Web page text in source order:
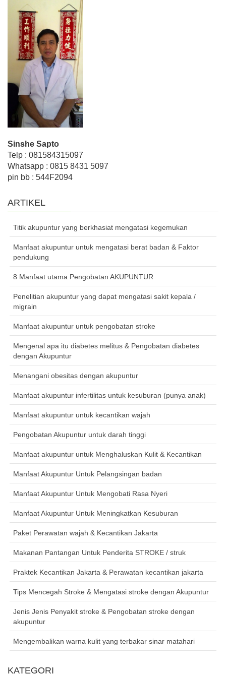
Sinshe Sapto
Telp : 081584315097
Whatsapp : 0815 8431 5097
pin bb : 544F2094
ARTIKEL
Titik akupuntur yang berkhasiat mengatasi kegemukan
Manfaat akupuntur untuk mengatasi berat badan & Faktor
pendukung
8 Manfaat utama Pengobatan AKUPUNTUR
Penelitian akupuntur yang dapat mengatasi sakit kepala /
migrain
Manfaat akupuntur untuk pengobatan stroke
Mengenal apa itu diabetes melitus & Pengobatan diabetes
dengan Akupuntur
Menangani obesitas dengan akupuntur
Manfaat akupuntur infertilitas untuk kesuburan (punya anak)
Manfaat akupuntur untuk kecantikan wajah
Pengobatan Akupuntur untuk darah tinggi
Manfaat akupuntur untuk Menghaluskan Kulit & Kecantikan
Manfaat Akupuntur Untuk Pelangsingan badan
Manfaat Akupuntur Untuk Mengobati Rasa Nyeri
Manfaat Akupuntur Untuk Meningkatkan Kesuburan
Paket Perawatan wajah & Kecantikan Jakarta
Makanan Pantangan Untuk Penderita STROKE / struk
Praktek Kecantikan Jakarta & Perawatan kecantikan jakarta
Tips Mencegah Stroke & Mengatasi stroke dengan Akupuntur
Jenis Jenis Penyakit stroke & Pengobatan stroke dengan
akupuntur
Mengembalikan warna kulit yang terbakar sinar matahari
KATEGORI